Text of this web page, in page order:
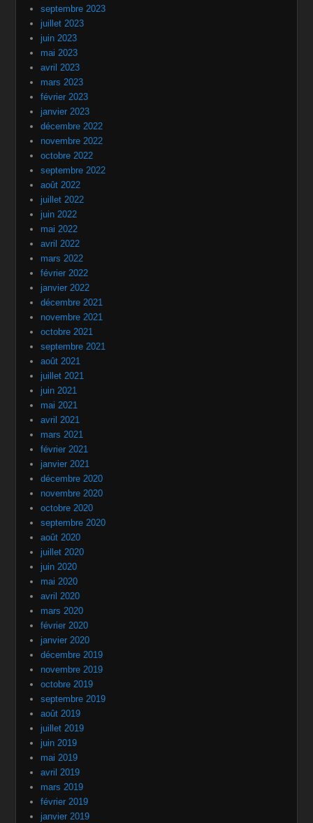
septembre 2023
juillet 2023
juin 2023
mai 2023
avril 2023
mars 2023
février 2023
janvier 2023
décembre 2022
novembre 2022
octobre 2022
septembre 2022
août 2022
juillet 2022
juin 2022
mai 2022
avril 2022
mars 2022
février 2022
janvier 2022
décembre 2021
novembre 2021
octobre 2021
septembre 2021
août 2021
juillet 2021
juin 2021
mai 2021
avril 2021
mars 2021
février 2021
janvier 2021
décembre 2020
novembre 2020
octobre 2020
septembre 2020
août 2020
juillet 2020
juin 2020
mai 2020
avril 2020
mars 2020
février 2020
janvier 2020
décembre 2019
novembre 2019
octobre 2019
septembre 2019
août 2019
juillet 2019
juin 2019
mai 2019
avril 2019
mars 2019
février 2019
janvier 2019